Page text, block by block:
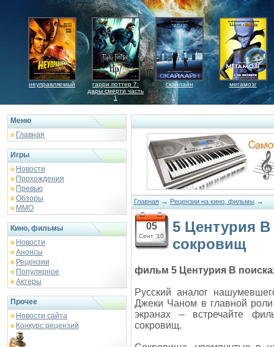
неуправляемый
гарри поттер 7:
дары смерти часть
1
скайлайн мегамозг
Меню
Главная
Игры
Новости
Прохождения
Превью
Обзоры
ММО
Кино, фильмы
Новости
Анонсы
Рецензии
Популярное
Актеры
Прочее
Новости сайта
Конкурс рецензий
Главная → Рецензии на кино, фильмы →
05
Сент '10
5 Центурия В
сокровищ
фильм 5 Центурия В
Русский аналог
Джеки Чаном в главной
экранах – встречайте
сокровищ.